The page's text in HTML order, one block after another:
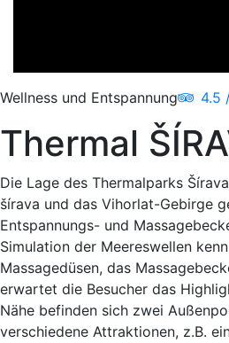
Wellness und Entspannung 4.5
Thermal
Die Lage des Thermalparks
šírava und das Vihorlat-Gebirge
Entspannungs- und
Simulation der Meereswellen
Massagedüsen, das
erwartet die Besucher das
Nähe befinden sich zwei
verschiedene Attraktionen, z.B.